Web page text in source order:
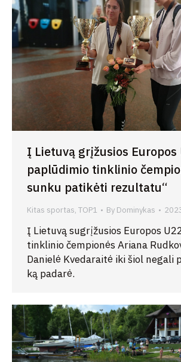
Į Lietuvą grįžusios Europos
paplūdimio tinklinio
sunku patikėti rezultatu“
Kitas sportas, TOP1 By Dominykas
Į Lietuvą sugrįžusios Europos
tinklinio čempionės Ariana
Danielė Kvedaraitė iki šiol negali
ką padarė.